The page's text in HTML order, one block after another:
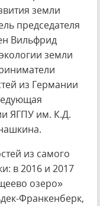
земли
председателя
Вильфрид
земли
из Германии
ЯГПУ им. К.Д.
из самого
в 2016 и 2017
озеро»
Франкенберк,